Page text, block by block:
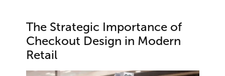
The Strategic Importance of
Checkout Design in Modern
Retail